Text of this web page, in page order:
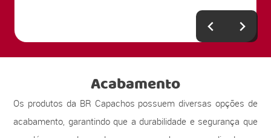
Acabamento
Os produtos da BR Capachos possuem diversas opções de
acabamento, garantindo que a durabilidade e segurança que